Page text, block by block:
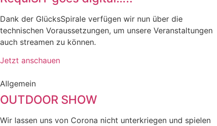
Dank der GlücksSpirale verfügen wir nun über die
technischen Voraussetzungen, um unsere Veranstaltungen
auch streamen zu können.
Jetzt anschauen
Allgemein
OUTDOOR SHOW
Wir lassen uns von Corona nicht unterkriegen und spielen